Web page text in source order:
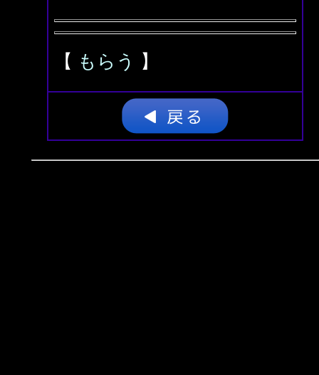
【 もらう 】